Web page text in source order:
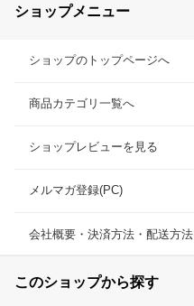
ショップメニュー
ショップのトップページへ
商品カテゴリ一覧へ
ショップレビューを見る
メルマガ登録(PC)
会社概要・決済方法・配送方法
このショップから探す